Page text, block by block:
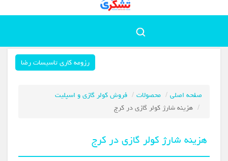
رزومه کاری تاسیسات رضا
صفحه اصلی محصولات
فروش کولر گازی و اسپلیت
هزینه شارژ کولر گازی در کرج
هزینه شارژ کولر گازی در کرج